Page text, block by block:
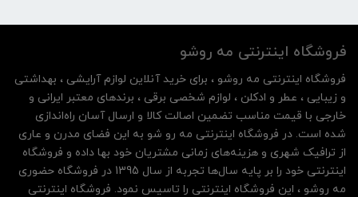
فروشگاه اینترنتی مه‌ رو‌شو
فروشگاه اینترنتی مه‌ رو‌شو ، برای خرید آنلاین لوازم آرایشی ، بهداشتی
و زیبایی ، عطر و ادکلن ، لوازم شخصی برقی ، برندهای معتبر ایرانی و
خارجی با قیمت مناسب تضمین اصالت کالا و ارسال آسان راه‌اندازی
شده است. در فروشگاه اینترنتی مه رو شو به این فضای مدرن و عاری
از ترافیک شهری و هزینه‌های زمانی مشتریان خود بها داده و فروشگاه
اینترنتی خود را بر پایه سال‌ها تجربه از سال 1395 در فروشگاه حضوری
مه روشو ، این فروشگاه اینترنتی را تاسیس نمود. فروشگاه اینترنتی